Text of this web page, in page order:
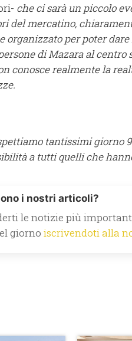
che ci sarà un piccolo
del mercatino,
organizzato per poter
di Mazara al centro
conosce realmente la
tantissimi giorno
a tutti quelli che
i nostri articoli?
le notizie più
giorno iscrivendoti alla